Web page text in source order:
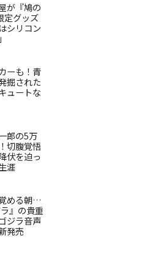
が『鳩の
定グッズ
シリコン
ーも！青
掘された
ュートな
郎の5万
切腹覚悟
伏を迫っ
涯
める朝…
』の貴重
ジラ音声
発売